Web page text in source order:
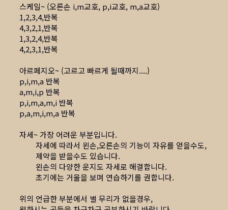
스케일~ (오른손 i,m교호, p,i교호, m,a교호)
1,2,3,4,반복
4,3,2,1,반복
1,3,2,4,반복
4,2,3,1,반복
아르페지오~ (고르고 빠르게 될때까지....)
p,i,m,a 반복
a,m,i,p 반복
p,i,m,a,m,i 반복
p,a,m,i,m,a 반복
자세~ 가장 어려운 부분입니다.
자세에 따라서 왼손,오른손의 기능이 자유를 얻을수도,
제약을 받을수도 있습니다.
왼손의 다양한 운지도 자세로 해결합니다.
초기에는 거울을 보며 연습하기를 권합니다.
위의 언급한 부분에서 별 무리가 없을경우,